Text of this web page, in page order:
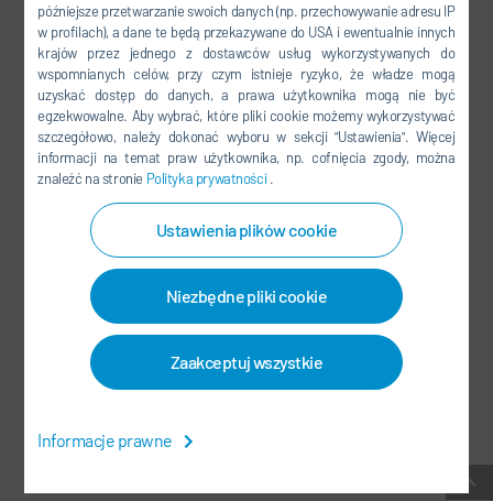
późniejsze przetwarzanie swoich danych (np. przechowywanie adresu IP
w profilach), a dane te będą przekazywane do USA i ewentualnie innych
krajów przez jednego z dostawców usług wykorzystywanych do
wspomnianych celów, przy czym istnieje ryzyko, że władze mogą
uzyskać dostęp do danych, a prawa użytkownika mogą nie być
egzekwowalne. Aby wybrać, które pliki cookie możemy wykorzystywać
szczegółowo, należy dokonać wyboru w sekcji "Ustawienia". Więcej
informacji na temat praw użytkownika, np. cofnięcia zgody, można
znaleźć na stronie Polityka prywatności.
Ustawienia plików cookie
Niezbędne pliki cookie
Zaakceptuj wszystkie
Informacje prawne
FACEBOOK
YOUTUBE
LINKEDIN
INSTAGRAM
MEDIA SPOŁECZNOŚCIOWE
NEWSLETTER
KONTAKT / LOKALIZACJE
USTAWIENIA PLIKÓW COOKIES